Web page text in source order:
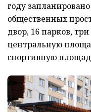
году
общественных
двор, 16 парков,
центральную
спортивную